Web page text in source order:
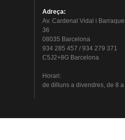
Adreça:
Av. Cardenal Vidal i
36
08035 Barcelona
934 285 457 / 934 279 371
C5J2+8G Barcelona
Horari:
de dillunsa divendres, de 8